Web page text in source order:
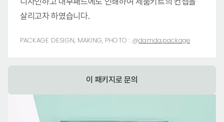
살리고자 하였습니다.
PACKAGE DESIGN, MAKING, PHOTO : @damda.package
이 패키지로 문의